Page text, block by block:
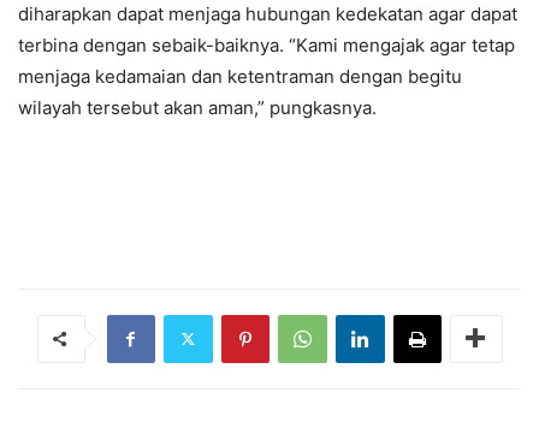
diharapkan dapat menjaga hubungan kedekatan agar dapat
terbina dengan sebaik-baiknya. “Kami mengajak agar tetap
menjaga kedamaian dan ketentraman dengan begitu
wilayah tersebut akan aman,” pungkasnya.